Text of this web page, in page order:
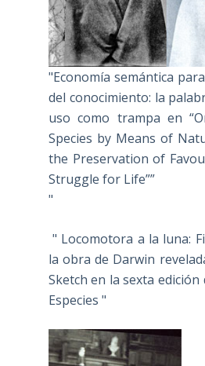
"Economía semántica
del conocimiento: la
uso como trampa en
Species by Means of
the Preservation of
Struggle for Life””
"
" Locomotora a la luna:
la obra de Darwin
Sketch en la sexta edición
Especies "